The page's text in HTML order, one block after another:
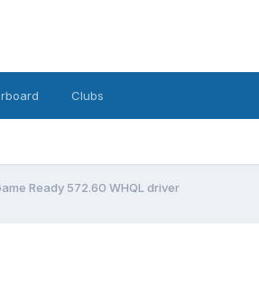
Clubs
Ready 572.60 WHQL driver